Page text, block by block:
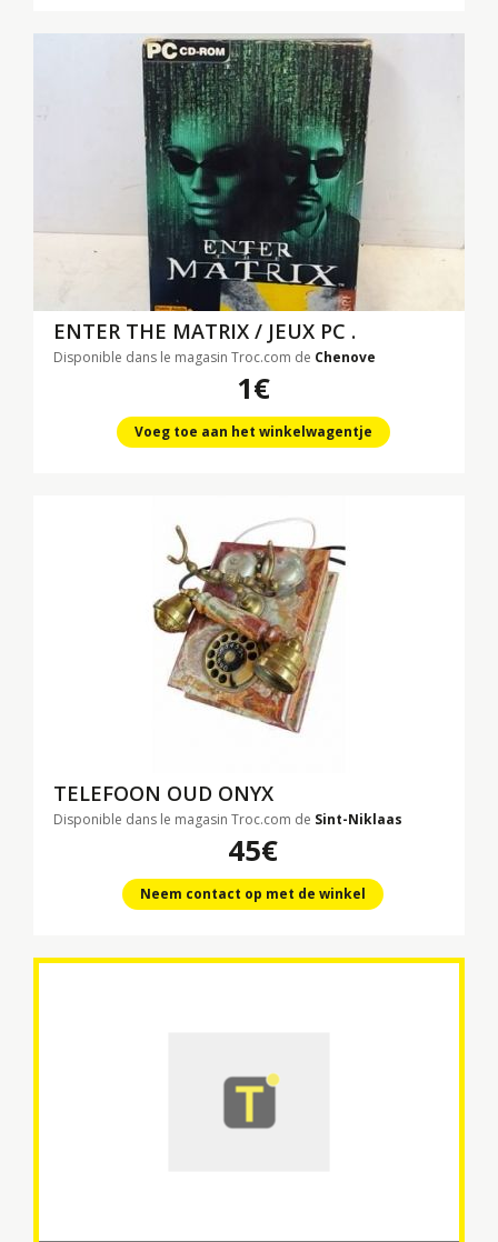
ENTER THE MATRIX / JEUX PC .
Disponible dans le magasin Troc.com de Chenove
1€
Voeg toe aan het winkelwagentje
TELEFOON OUD ONYX
Disponible dans le magasin Troc.com de Sint-Niklaas
45€
Neem contact op met de winkel